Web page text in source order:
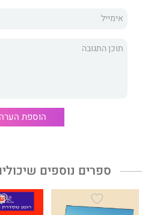
הוספת הערה
ספרים נוספים